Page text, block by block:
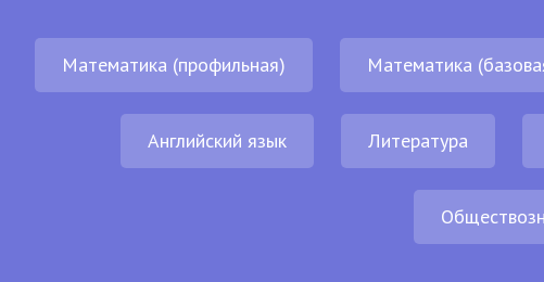
Математика (профильная) Математика
Английский язык Литература